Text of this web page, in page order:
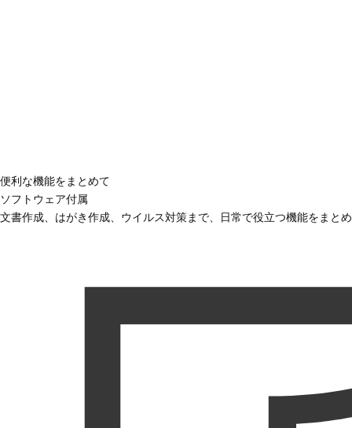
便利な機能をまとめて
ソフトウェア付属
文書作成、はがき作成、ウイルス対策まで、日常で役立つ機能をまと